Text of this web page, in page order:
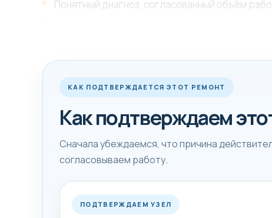
Понятный диагноз, согласованный объём
Узлы, электронику, следы перегрева,
После ремонта обязательно проверяем
От чего зависит
На срок влияет доступ к узлу, состояние
вслепую, а сначала подтверждаем
симптомам и модели техники.
КАК ПОДТВЕРЖДАЕТСЯ ЭТОТ РЕМОНТ
Как подтверждаем
Сначала убеждаемся, что причина
согласовываем работу.
ПОДТВЕРЖДАЕМ УЗЕЛ